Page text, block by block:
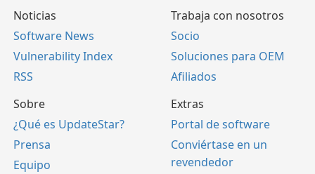
Noticias
Software News
Vulnerability Index
RSS
Trabaja con nosotros
Socio
Soluciones para OEM
Afiliados
Sobre
¿Qué es UpdateStar?
Prensa
Equipo
Extras
Portal de software
Conviértase en un
revendedor